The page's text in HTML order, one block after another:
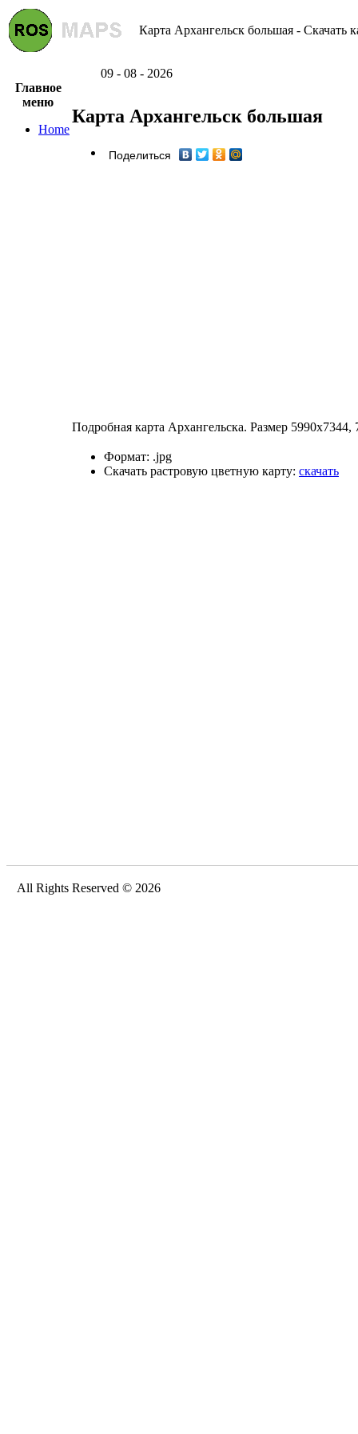
Карта Архангельск большая - Скачать
09 - 08 - 2026
Главное
меню
Home
Карта Архангельск большая
Поделиться
Подробная карта Архангельска. Размер
Формат: .jpg
Скачать растровую цветную карту: скачать
All Rights Reserved © 2026